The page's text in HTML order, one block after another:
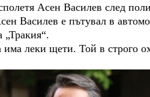
Асен Василев след
Василев е пътувал в
„Тракия“.
има леки щети. Той в строго